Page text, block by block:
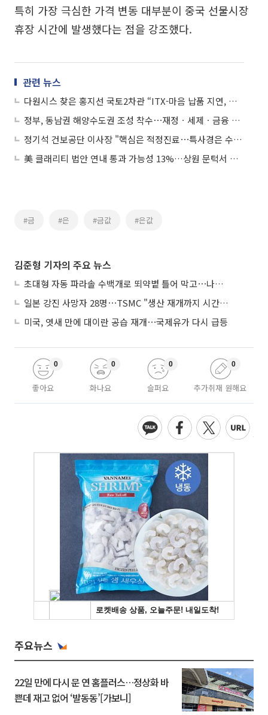
특히 가장 극심한 가격 변동 대부분이 중국 선물시장
휴장 시간에 발생했다는 점을 강조했다.
관련 뉴스
다원시스 찾은 홍지선 국토2차관 “ITX-마음 납품 지연, 책임 있는 대책 필요”
정부, 동남권 해양수도권 조성 착수⋯재정ㆍ세제ㆍ금융 등 포괄 지원
정기석 건보공단 이사장 "핵심은 적정진료⋯특사경은 수단"
美 클래리티 법안 연내 통과 가능성 13%…상원 문턱서 제동
#금 #은 #금값 #은값
김준형 기자의 주요 뉴스
초대형 자동 파라솔 수백개로 뙤약볕 틀어 막고⋯나라별 폭염 생존법
일본 강진 사망자 28명⋯TSMC "생산 재개까지 시간 필요해"
미국, 엿새 만에 대이란 공습 재개⋯국제유가 다시 급등
좋아요
0
화나요
0
슬퍼요
0
추가취재 원해요
0
주요뉴스
22일 만에 다시 문 연 홈플러스…정상화 바
쁜데 재고 없어 ‘발동동’[가보니]